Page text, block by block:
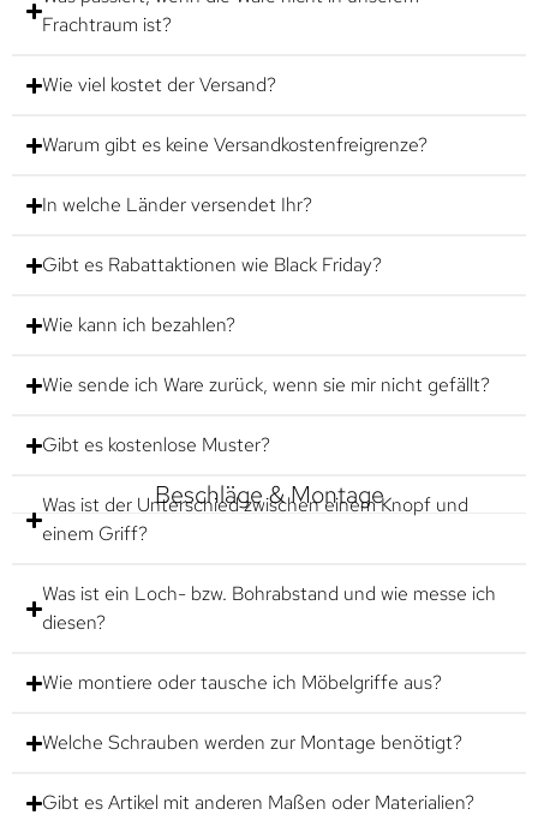
Frachtraum ist?
Wie viel kostet der Versand?
Warum gibt es keine Versandkostenfreigrenze?
In welche Länder versendet Ihr?
Gibt es Rabattaktionen wie Black Friday?
Wie kann ich bezahlen?
Wie sende ich Ware zurück, wenn sie mir nicht gefällt?
Gibt es kostenlose Muster?
Beschläge & Montage
Was ist der Unterschied zwischen einem Knopf und
einem Griff?
Was ist ein Loch- bzw. Bohrabstand und wie messe ich
diesen?
Wie montiere oder tausche ich Möbelgriffe aus?
Welche Schrauben werden zur Montage benötigt?
Gibt es Artikel mit anderen Maßen oder Materialien?